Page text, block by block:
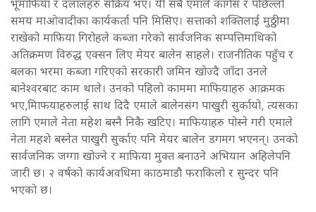
भूमाफिया र दलालहरु सक्रिय भए। यी सबै एमाले कांगेस र पछिल्लो
समय माओवादीका कार्यकर्ता पनि मिसिए। सत्ताको शक्तिलाई मुठ्ठीमा
राखेको माफिया गिरोहले कब्जा गरेको सार्वजनिक सम्पत्तिमाथिको
अतिक्रमण विरुद्ध एक्सन लिए मेयर बालेन साहले। राजनीतिक पहुँच र
बलका भरमा कब्जा गरिएको सरकारी जमिन खोज्दै जाँदा उनले
बानेश्वरबाट काम थाले। उनको पहिलो काममा माफियाहरु आक्रमक
भए,मािफयाहरुलाई साथ दिदै एमाले बालेनसंग पाखुरी सुर्कायो, त्यसका
लागि एमाले नेता महेश बस्नै निकै खटिए। माफियाहरु पोस्ने गरी एमाले
नेता महशे बस्नेत पाखुरी सुर्काए पनि मेयर बालेन डगमग भएनन्। उनको
सार्वजनिक जग्गा खोज्ने र माफिया मुक्त बनाउने अभियान अहिलेपनि
जारी छ। २ वर्षको कार्यअवधिमा काठमाडौ फराकिलो र सुन्दर पनि
भएको छ।